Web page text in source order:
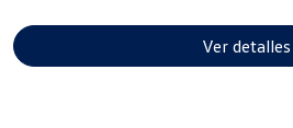
Ver detalles